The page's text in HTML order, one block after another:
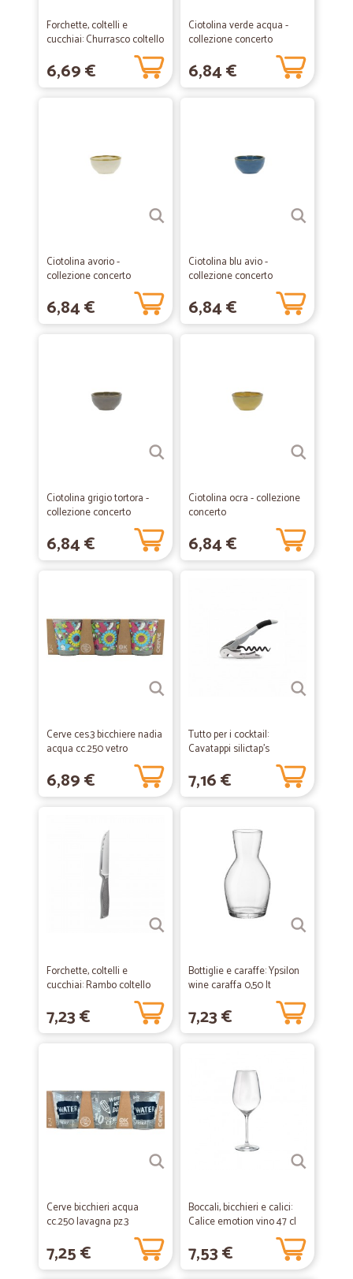
Forchette, coltelli e
cucchiai: Churrasco coltello
6,69 €
Ciotolina verde acqua -
collezione concerto
6,84 €
Ciotolina avorio -
collezione concerto
6,84 €
Ciotolina blu avio -
collezione concerto
6,84 €
Ciotolina grigio tortora -
collezione concerto
6,84 €
Ciotolina ocra - collezione
concerto
6,84 €
Cerve ces.3 bicchiere nadia
acqua cc.250 vetro
6,89 €
Tutto per i cocktail:
Cavatappi silictap's
7,16 €
Forchette, coltelli e
cucchiai: Rambo coltello
7,23 €
Bottiglie e caraffe: Ypsilon
wine caraffa 0,50 lt
7,23 €
Cerve bicchieri acqua
cc.250 lavagna pz.3
7,25 €
Boccali, bicchieri e calici:
Calice emotion vino 47 cl
7,53 €